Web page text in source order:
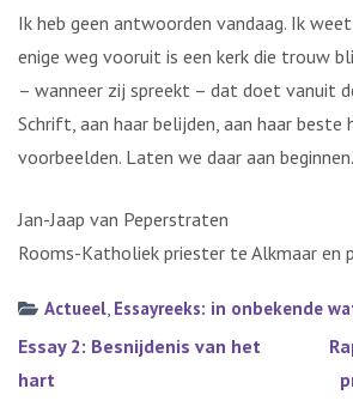
Ik heb geen antwoorden vandaag. Ik
enige weg vooruit is een kerk die trouw
– wanneer zij spreekt – dat doet vanuit
Schrift, aan haar belijden, aan haar beste
voorbeelden. Laten we daar aan beginnen.
Jan-Jaap van Peperstraten
Rooms-Katholiek priester te Alkmaar en
Actueel, Essayreeks: in onbekende
Bericht
navigatie
Essay 2: Besnijdenis van het
hart